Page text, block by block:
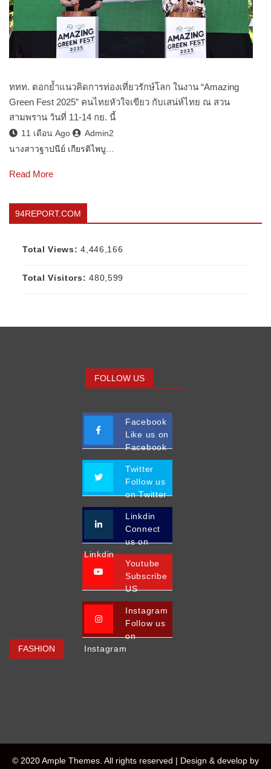
ททท. ตอกย้ำแนวคิดการท่องเที่ยวรักษ์โลก ในงาน “Amazing
Green Fest 2025” คนไทยหัวใจเขียว กับเสน่ห์ไทย ณ สวน
สามพราน วันที่ 11-14 กย. นี้
11 เดือน Ago
Admin2
นางสาวฐาปนีย์ เกียรติไพบู…
Read More
94REPORT.COM
Total Views:4,446,166
Total Visitors:480,599
FASHION
FOLLOW US
Facebook
Like us on
Facebook
Twitter
Follow us
on Twitter
Linkdin
Connect
us on
Linkdin
Youtube
Subscribe
US
Instagram
Follow us
on
Instagram
© 2020 Ample Themes. All rights reserved | Design & develop by